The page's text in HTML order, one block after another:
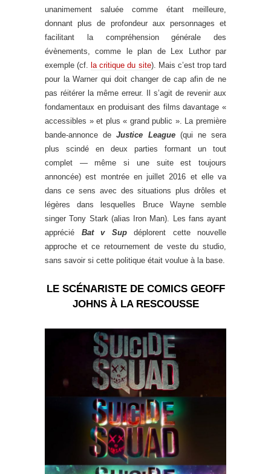
unanimement saluée comme étant meilleure,
donnant plus de profondeur aux personnages et
facilitant la compréhension générale des
évènements, comme le plan de Lex Luthor par
exemple (cf. la critique du site). Mais c’est trop tard
pour la Warner qui doit changer de cap afin de ne
pas réitérer la même erreur. Il s’agit de revenir aux
fondamentaux en produisant des films davantage «
accessibles » et plus « grand public ». La première
bande-annonce deJustice League(qui ne sera
plus scindé en deux parties formant un tout
complet — même si une suite est toujours
annoncée) est montrée en juillet 2016 et elle va
dans ce sens avec des situations plus drôles et
légères dans lesquelles Bruce Wayne semble
singer Tony Stark (alias Iron Man). Les fans ayant
apprécié Bat v Supdéplorent cette nouvelle
approche et ce retournement de veste du studio,
sans savoir si cette politique était voulue à la base.
LE SCÉNARISTE DE COMICS GEOFF
JOHNS À LA RESCOUSSE